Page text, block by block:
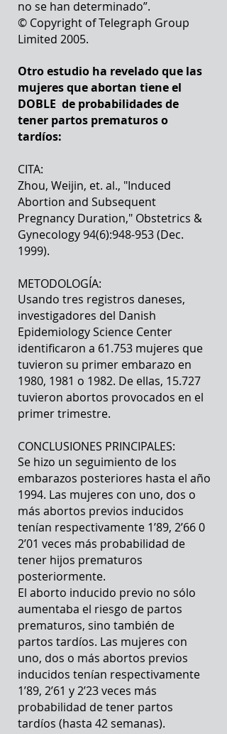
no se han determinado”.
© Copyright of Telegraph Group
Limited 2005.
Otro estudio ha revelado que las
mujeres que abortan tiene el
DOBLE de probabilidades de
tener partos prematuros o
tardíos:
CITA:
Zhou, Weijin, et. al., "Induced
Abortion and Subsequent
Pregnancy Duration," Obstetrics &
Gynecology 94(6):948-953 (Dec.
1999).
METODOLOGÍA:
Usando tres registros daneses,
investigadores del Danish
Epidemiology Science Center
identificaron a 61.753 mujeres que
tuvieron su primer embarazo en
1980, 1981 o 1982. De ellas, 15.727
tuvieron abortos provocados en el
primer trimestre.
CONCLUSIONES PRINCIPALES:
Se hizo un seguimiento de los
embarazos posteriores hasta el año
1994. Las mujeres con uno, dos o
más abortos previos inducidos
tenían respectivamente 1’89, 2’66 0
2’01 veces más probabilidad de
tener hijos prematuros
posteriormente.
El aborto inducido previo no sólo
aumentaba el riesgo de partos
prematuros, sino también de
partos tardíos. Las mujeres con
uno, dos o más abortos previos
inducidos tenían respectivamente
1’89, 2’61 y 2’23 veces más
probabilidad de tener partos
tardíos (hasta 42 semanas).